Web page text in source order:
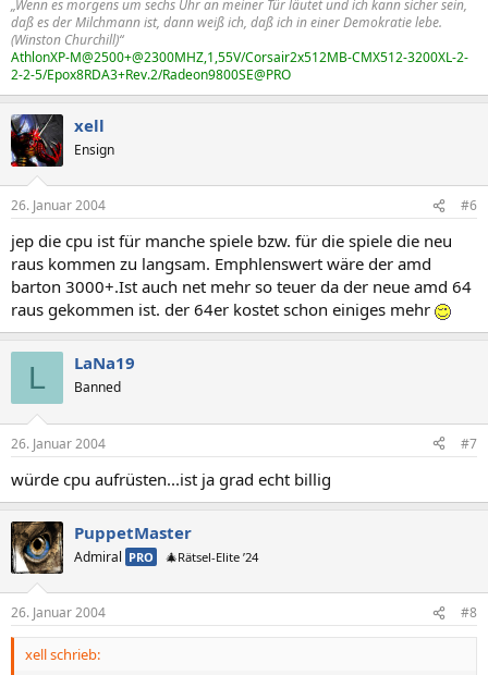
„Wenn es morgens um sechs Uhr an meiner Tür läutet und ich kann sicher sein,
daß es der Milchmann ist, dann weiß ich, daß ich in einer Demokratie lebe.
(Winston Churchill)“
AthlonXP-M@2500+@2300MHZ,1,55V/Corsair2x512MB-CMX512-3200XL-2-
2-2-5/Epox8RDA3+Rev.2/Radeon9800SE@PRO
xell
Ensign
26. Januar 2004 #6
jep die cpu ist für manche spiele bzw. für die spiele die neu
raus kommen zu langsam. Emphlenswert wäre der amd
barton 3000+.Ist auch net mehr so teuer da der neue amd 64
raus gekommen ist. der 64er kostet schon einiges mehr
L LaNa19
Banned
26. Januar 2004 #7
würde cpu aufrüsten...ist ja grad echt billig
PuppetMaster
Admiral PRO 🎄Rätsel-Elite ’24
26. Januar 2004 #8
xell schrieb: